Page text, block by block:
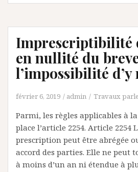
Imprescriptibilité
en nullité du
l’impossibilité
février 6, 2019 admin Travaux
Parmi, les règles applicables à
place l’article 2254. Article 2254
prescription peut être abrégée
accord des parties. Elle ne peut
à moins d’un an ni étendue à